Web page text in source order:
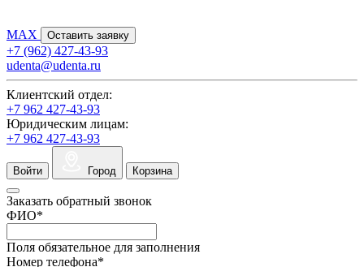
MAX Оставить заявку
+7 (962) 427-43-93
udenta@udenta.ru
Клиентский отдел:
+7 962 427-43-93
Юридическим лицам:
+7 962 427-43-93
Войти Город Корзина
Заказать обратный звонок
ФИО*
Поля обязательное для заполнения
Номер телефона*